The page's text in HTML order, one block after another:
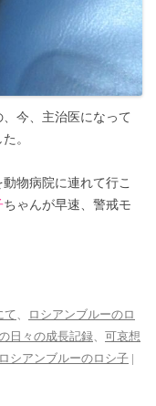
、今、主治医になって
。
動物病院に連れて行こ
ちゃんが早速、警戒モ
て、
ロシアンブルーのロ
日々の成長記録、 可哀想
シアンブルーのロシ子 |